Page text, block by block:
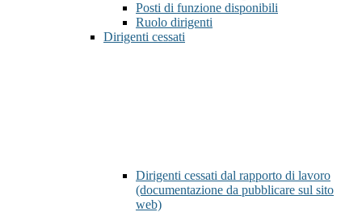
Posti di funzione disponibili
Ruolo dirigenti
Dirigenti cessati
Dirigenti cessati dal rapporto di lavoro
(documentazione da pubblicare sul sito
web)